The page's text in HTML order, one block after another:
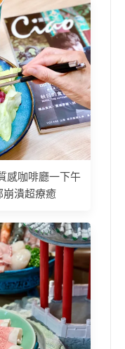
感咖啡廳一下午
崩潰超療癒